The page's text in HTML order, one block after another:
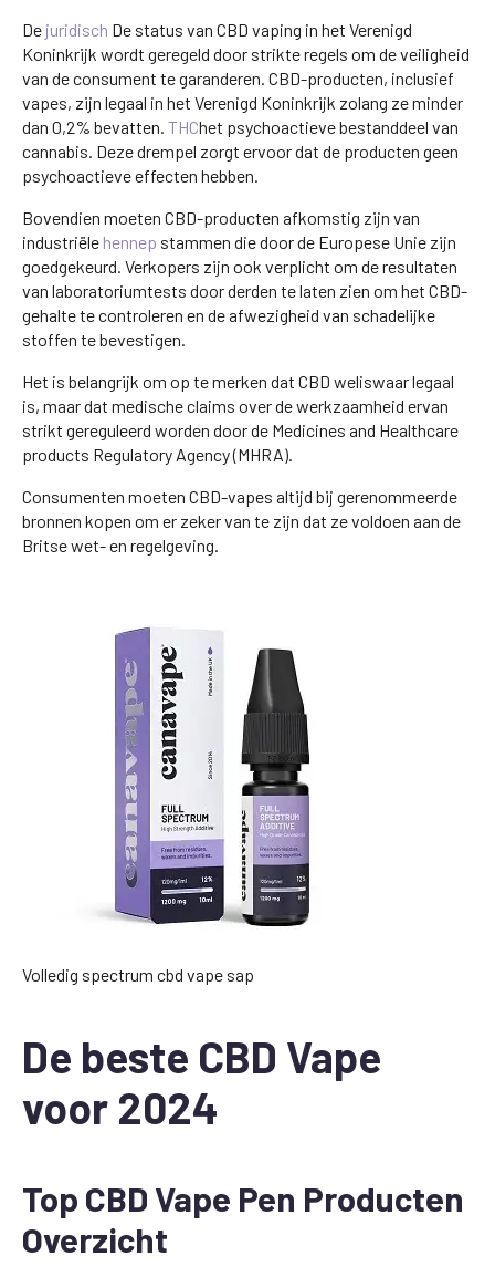
De juridisch De status van CBD vaping in het Verenigd
Koninkrijk wordt geregeld door strikte regels om de veiligheid
van de consument te garanderen. CBD-producten, inclusief
vapes, zijn legaal in het Verenigd Koninkrijk zolang ze minder
dan 0,2% bevatten. THChet psychoactieve bestanddeel van
cannabis. Deze drempel zorgt ervoor dat de producten geen
psychoactieve effecten hebben.
Bovendien moeten CBD-producten afkomstig zijn van
industriële hennep stammen die door de Europese Unie zijn
goedgekeurd. Verkopers zijn ook verplicht om de resultaten
van laboratoriumtests door derden te laten zien om het CBD-
gehalte te controleren en de afwezigheid van schadelijke
stoffen te bevestigen.
Het is belangrijk om op te merken dat CBD weliswaar legaal
is, maar dat medische claims over de werkzaamheid ervan
strikt gereguleerd worden door de Medicines and Healthcare
products Regulatory Agency (MHRA).
Consumenten moeten CBD-vapes altijd bij gerenommeerde
bronnen kopen om er zeker van te zijn dat ze voldoen aan de
Britse wet- en regelgeving.
Volledig spectrum cbd vape sap
De beste CBD Vape
voor 2024
Top CBD Vape Pen Producten
Overzicht